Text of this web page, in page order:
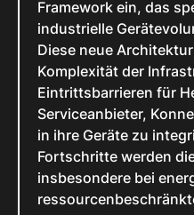
Framework ein, das
industrielle
Diese neue
Komplexität der
Eintrittsbarrieren für
Serviceanbieter,
in ihre Geräte zu
Fortschritte werden
insbesondere bei